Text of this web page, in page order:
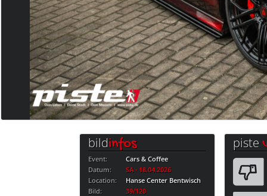
bildinfos
Event:
Cars & Coffee
Datum:
SA · 18.04.2026
Location:
Hanse Center Bentwisch
Bild:
39/120
piste